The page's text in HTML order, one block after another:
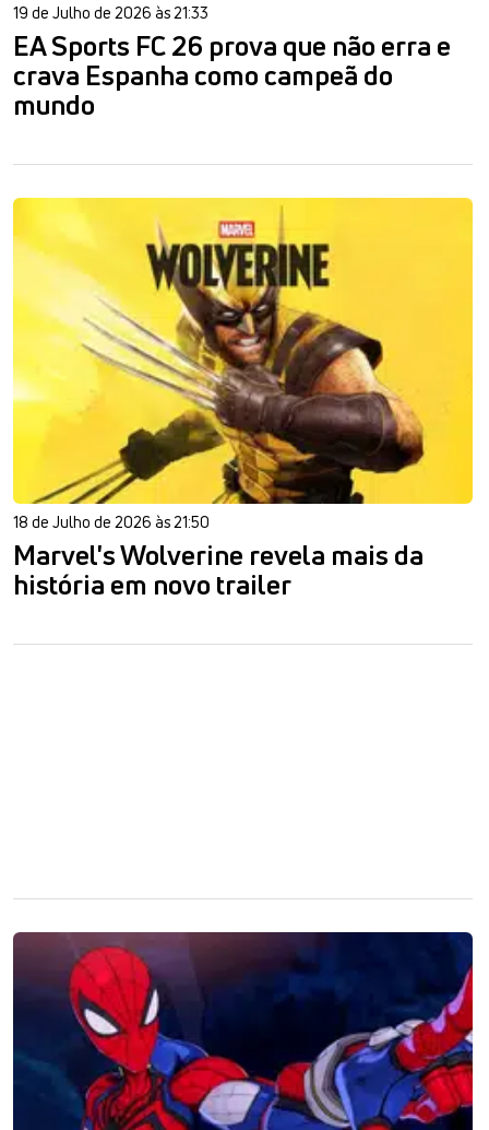
19 de Julho de 2026 às 21:33
EA Sports FC 26 prova que não erra e
crava Espanha como campeã do
mundo
18 de Julho de 2026 às 21:50
Marvel's Wolverine revela mais da
história em novo trailer